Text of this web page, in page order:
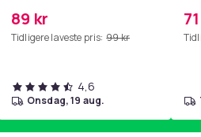
SoundLink Black
89 kr
Tidligere laveste pris: 99 kr
4,6
onsdag, 19 aug.